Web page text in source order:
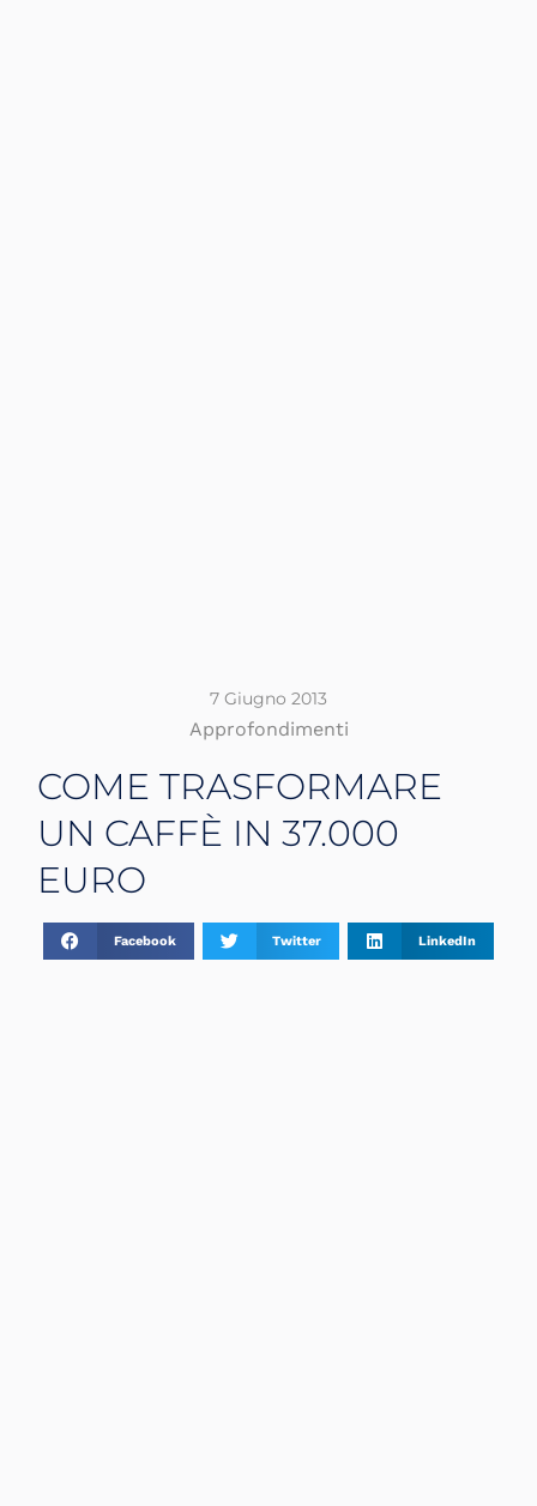
7 Giugno 2013
Approfondimenti
COME TRASFORMARE
UN CAFFÈ IN 37.000
EURO
Facebook Twitter LinkedIn